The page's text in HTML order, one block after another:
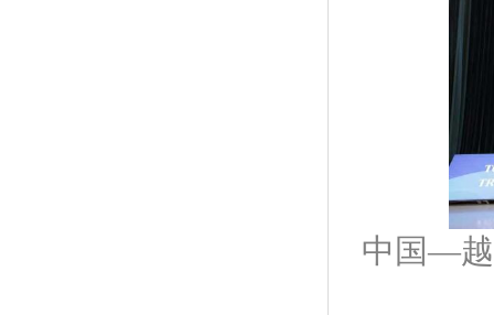
中国—越